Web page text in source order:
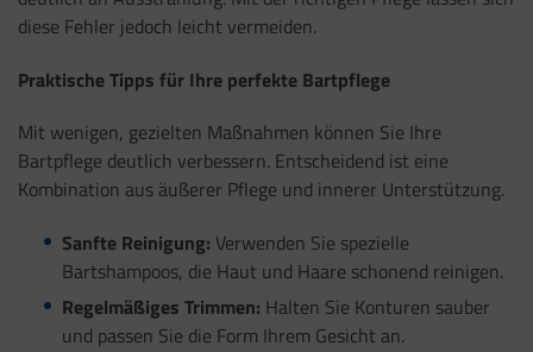
diese Fehler jedoch leicht vermeiden.
Praktische Tipps für Ihre perfekte Bartpflege
Mit wenigen, gezielten Maßnahmen können Sie Ihre
Bartpflege deutlich verbessern. Entscheidend ist eine
Kombination aus äußerer Pflege und innerer Unterstützung.
Sanfte Reinigung: Verwenden Sie spezielle
Bartshampoos, die Haut und Haare schonend reinigen.
Regelmäßiges Trimmen: Halten Sie Konturen sauber
und passen Sie die Form Ihrem Gesicht an.